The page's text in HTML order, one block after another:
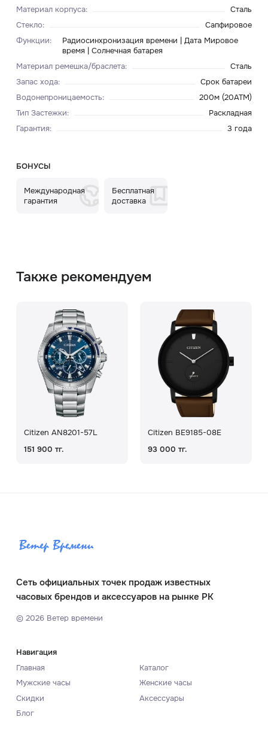
Материал корпуса:
Сталь
Стекло:
Сапфировое
Функции:
Радиосинхронизация времени | Дата Мировое
время | Солнечная батарея
Материал ремешка/браслета:
Сталь
Запас хода:
Срок батареи
Водонепроницаемость:
200м (20ATM)
Тип Застежки:
Раскладная
Гарантия: 3 года
БОНУСЫ
Международная
гарантия
Бесплатная
доставка
Также рекомендуем
Citizen AN8201-57L
151 900 тг.
Citizen BE9185-08E
93 000 тг.
Сеть официальных точек продаж известных
часовых брендов и аксессуаров на рынке РК
© 2026Ветер времени
Навигация
Главная
Каталог
Мужские часы
Женские часы
Скидки
Аксессуары
Блог